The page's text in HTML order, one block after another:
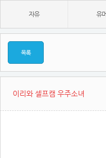
자유 유머
목록
이리와 셀프캠 우주소녀